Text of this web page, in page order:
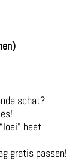
schat?
heet
gratis passen!